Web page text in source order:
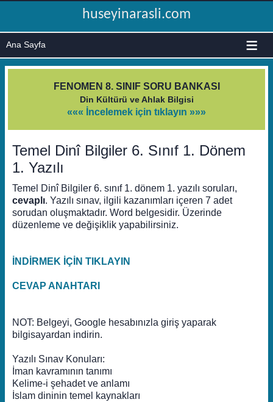
huseyinarasli.com
≡
FENOMEN 8. SINIF SORU BANKASI
Din Kültürü ve Ahlak Bilgisi
««« İncelemek için tıklayın »»»
Temel Dinî Bilgiler 6. Sınıf 1. Dönem
1. Yazılı
Temel Dinî Bilgiler 6. sınıf 1. dönem 1. yazılı soruları,
cevaplı. Yazılı sınav, ilgili kazanımları içeren 7 adet
sorudan oluşmaktadır. Word belgesidir. Üzerinde
düzenleme ve değişiklik yapabilirsiniz.
İNDİRMEK İÇİN TIKLAYIN
CEVAP ANAHTARI
NOT: Belgeyi, Google hesabınızla giriş yaparak
bilgisayardan indirin.
Yazılı Sınav Konuları:
İman kavramının tanımı
Kelime-i şehadet ve anlamı
İslam dininin temel kaynakları